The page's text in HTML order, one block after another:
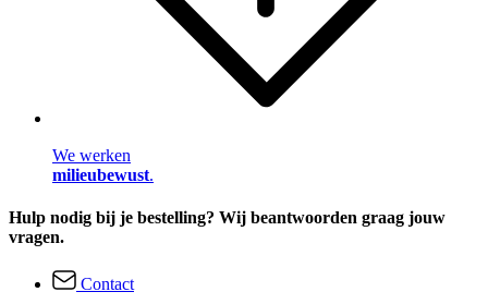
We werken
milieubewust.
Hulp nodig bij je bestelling? Wij beantwoorden graag jouw
vragen.
Contact